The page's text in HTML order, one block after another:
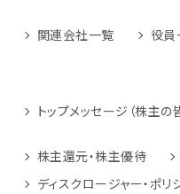
関連会社一覧 役員
トップメッセージ（株主の
株主還元・株主優待
ディスクロージャー・ポリ